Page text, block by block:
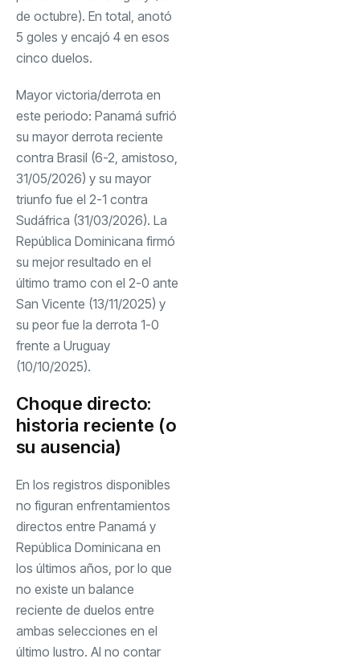
de octubre). En total, anotó
5 goles y encajó 4 en esos
cinco duelos.
Mayor victoria/derrota en
este periodo: Panamá sufrió
su mayor derrota reciente
contra Brasil (6-2, amistoso,
31/05/2026) y su mayor
triunfo fue el 2-1 contra
Sudáfrica (31/03/2026). La
República Dominicana firmó
su mejor resultado en el
último tramo con el 2-0 ante
San Vicente (13/11/2025) y
su peor fue la derrota 1-0
frente a Uruguay
(10/10/2025).
Choque directo:
historia reciente (o
su ausencia)
En los registros disponibles
no figuran enfrentamientos
directos entre Panamá y
República Dominicana en
los últimos años, por lo que
no existe un balance
reciente de duelos entre
ambas selecciones en el
último lustro. Al no contar